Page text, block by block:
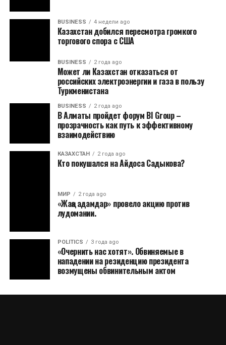
BUSINESS 4 недели ago
Казахстан добился пересмотра громкого
торгового спора с США
BUSINESS 2 года ago
Может ли Казахстан отказаться от
российских электроэнергии и газа в пользу
Туркменистана
BUSINESS 2 года ago
В Алматы пройдет форум BI Group –
прозрачность как путь к эффективному
взаимодействию
КАЗАХСТАН 2 года ago
Кто покушался на Айдоса Садыкова?
МИР 2 года ago
«Жаңа адамдар» провело акцию против
лудомании.
POLITICS 3 года ago
«Очернить нас хотят». Обвиняемые в
нападении на резиденцию президента
возмущены обвинительным актом